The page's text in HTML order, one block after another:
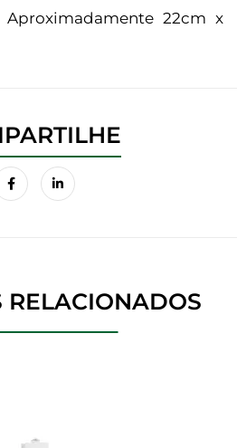
Aproximadamente 22cm x
RELACIONADOS